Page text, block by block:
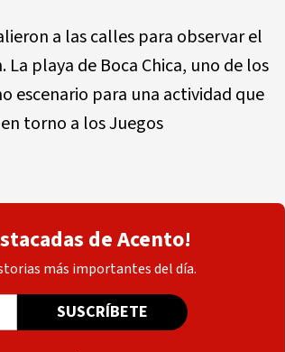
a las calles para observar el
playa de Boca Chica, uno de los
escenario para una actividad que
torno a los Juegos
de Acento!
más importantes del día.
SUSCRÍBETE